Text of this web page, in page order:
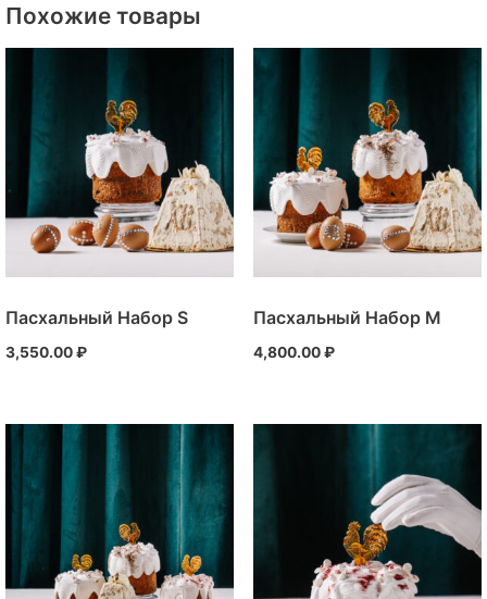
Похожие товары
Пасхальный Набор S
3,550.00₽
Пасхальный Набор M
4,800.00₽